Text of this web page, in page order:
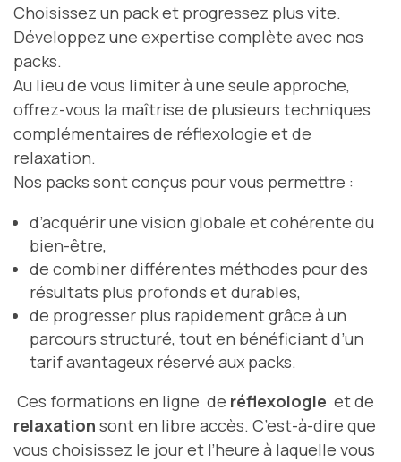
Choisissez un pack et progressez plus vite.
Développez une expertise complète avec nos
packs.
Au lieu de vous limiter à une seule approche,
offrez-vous la maîtrise de plusieurs techniques
complémentaires de réflexologie et de
relaxation.
Nos packs sont conçus pour vous permettre :
d’acquérir une vision globale et cohérente du
bien-être,
de combiner différentes méthodes pour des
résultats plus profonds et durables,
de progresser plus rapidement grâce à un
parcours structuré, tout en bénéficiant d’un
tarif avantageux réservé aux packs.
Ces formations en ligne de réflexologie et de
relaxation sont en libre accès. C’est-à-dire que
vous choisissez le jour et l’heure à laquelle vous